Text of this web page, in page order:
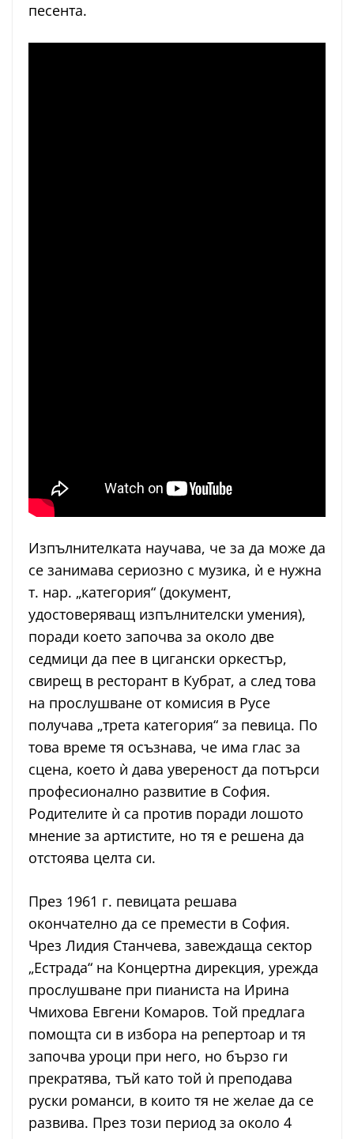
песента.
Изпълнителката научава, че за да може да
се занимава сериозно с музика, ѝ е нужна
т. нар. „категория“ (документ,
удостоверяващ изпълнителски умения),
поради което започва за около две
седмици да пее в цигански оркестър,
свирещ в ресторант в Кубрат, а след това
на прослушване от комисия в Русе
получава „трета категория“ за певица. По
това време тя осъзнава, че има глас за
сцена, което ѝ дава увереност да потърси
професионално развитие в София.
Родителите ѝ са против поради лошото
мнение за артистите, но тя е решена да
отстоява целта си.
През 1961 г. певицата решава
окончателно да се премести в София.
Чрез Лидия Станчева, завеждаща сектор
„Естрада“ на Концертна дирекция, урежда
прослушване при пианиста на Ирина
Чмихова Евгени Комаров. Той предлага
помощта си в избора на репертоар и тя
започва уроци при него, но бързо ги
прекратява, тъй като той ѝ преподава
руски романси, в които тя не желае да се
развива. През този период за около 4